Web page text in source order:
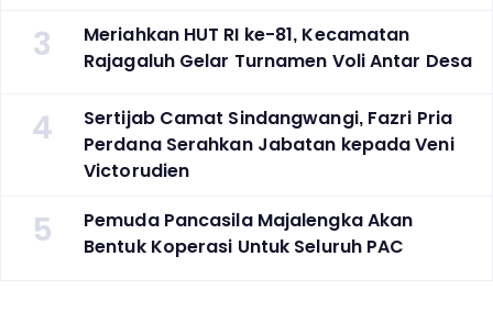
3
Meriahkan HUT RI ke-81, Kecamatan
Rajagaluh Gelar Turnamen Voli Antar Desa
4
Sertijab Camat Sindangwangi, Fazri Pria
Perdana Serahkan Jabatan kepada Veni
Victorudien
5
Pemuda Pancasila Majalengka Akan
Bentuk Koperasi Untuk Seluruh PAC